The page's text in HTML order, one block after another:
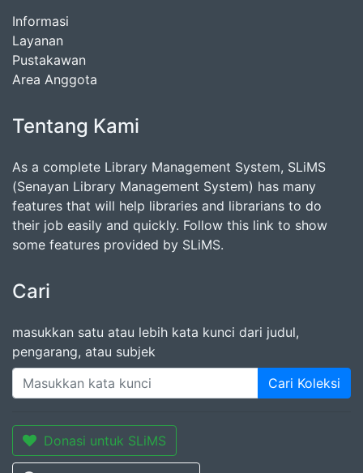
Informasi
Layanan
Pustakawan
Area Anggota
Tentang Kami
As a complete Library Management System, SLiMS
(Senayan Library Management System) has many
features that will help libraries and librarians to do
their job easily and quickly. Follow this link to show
some features provided by SLiMS.
Cari
masukkan satu atau lebih kata kunci dari judul,
pengarang, atau subjek
Cari Koleksi
Donasi untuk SLiMS